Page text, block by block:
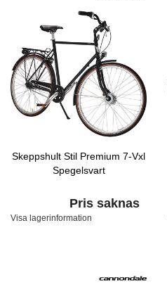
Skeppshult Stil Premium 7-Vxl
Spegelsvart
Pris saknas
Visa lagerinformation